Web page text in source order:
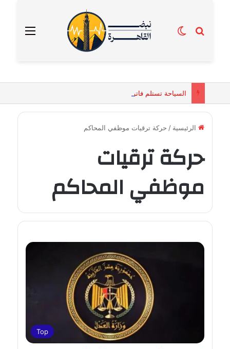
القائمة بحث عنالوضع المظلم
الرئيسية / حركة ترقيات موظفي المحاكم
حركة ترقيات
موظفي المحاكم
Top